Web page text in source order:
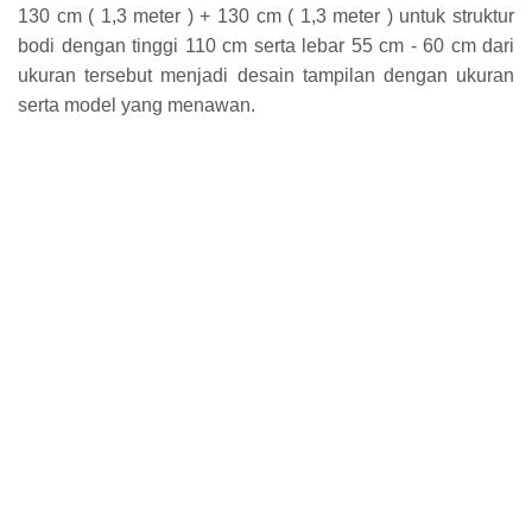
130 cm ( 1,3 meter ) + 130 cm ( 1,3 meter ) untuk struktur
bodi dengan tinggi 110 cm serta lebar 55 cm - 60 cm dari
ukuran tersebut menjadi desain tampilan dengan ukuran
serta model yang menawan.